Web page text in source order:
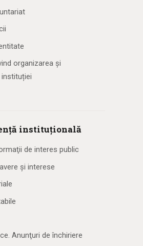
organizarea și
instituțională
de interes public
și interese
Anunţuri de închiriere